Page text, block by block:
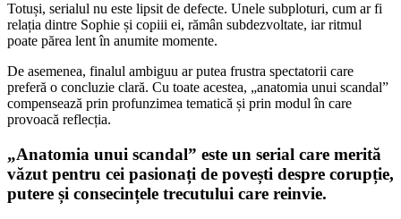
Totuși, serialul nu este lipsit de defecte. Unele subploturi, cum ar fi
relația dintre Sophie și copiii ei, rămân subdezvoltate, iar ritmul
poate părea lent în anumite momente.
De asemenea, finalul ambiguu ar putea frustra spectatorii care
preferă o concluzie clară. Cu toate acestea, „anatomia unui scandal”
compensează prin profunzimea tematică și prin modul în care
provoacă reflecția.
„Anatomia unui scandal” este un serial care merită
văzut pentru cei pasionați de povești despre corupție,
putere și consecințele trecutului care reinvie.